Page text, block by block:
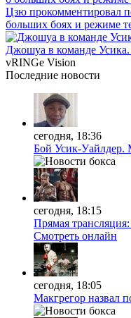
Цзю прокомментировал
больших боях и режиме
Джошуа в команде
vRINGe Vision
Последние новости
сегодня, 18:36
Бой Усик-Уайлдер.
сегодня, 18:15
Прямая
Смотреть онлайн
сегодня, 18:05
Макгрегор назвал